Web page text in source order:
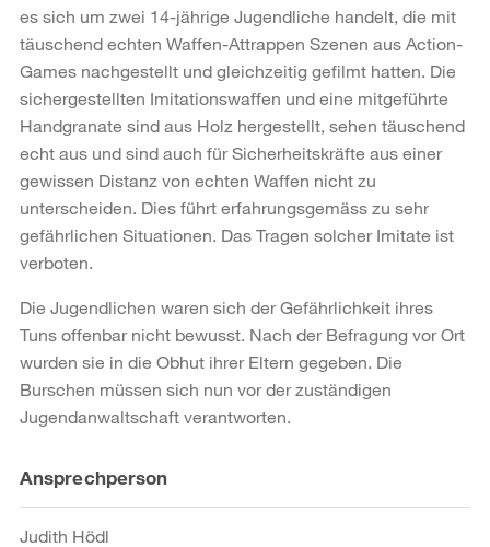
es sich um zwei 14-jährige Jugendliche handelt, die mit
täuschend echten Waffen-Attrappen Szenen aus Action-
Games nachgestellt und gleichzeitig gefilmt hatten. Die
sichergestellten Imitationswaffen und eine mitgeführte
Handgranate sind aus Holz hergestellt, sehen täuschend
echt aus und sind auch für Sicherheitskräfte aus einer
gewissen Distanz von echten Waffen nicht zu
unterscheiden. Dies führt erfahrungsgemäss zu sehr
gefährlichen Situationen. Das Tragen solcher Imitate ist
verboten.
Die Jugendlichen waren sich der Gefährlichkeit ihres
Tuns offenbar nicht bewusst. Nach der Befragung vor Ort
wurden sie in die Obhut ihrer Eltern gegeben. Die
Burschen müssen sich nun vor der zuständigen
Jugendanwaltschaft verantworten.
Weitere
Informationen
Ansprechperson
Judith Hödl